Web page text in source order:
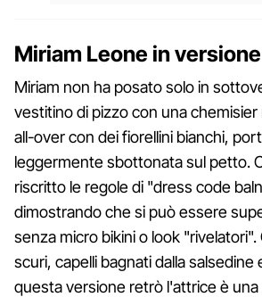
Miriam Leone in
Miriam non ha posato solo in
vestitino di pizzo con una
all-over con dei fiorellini bianchi,
leggermente sbottonata sul petto.
riscritto le regole di "dress code
dimostrando che si può essere
senza micro bikini o look "rivelatori".
scuri, capelli bagnati dalla salsedine
questa versione retrò l'attrice è una